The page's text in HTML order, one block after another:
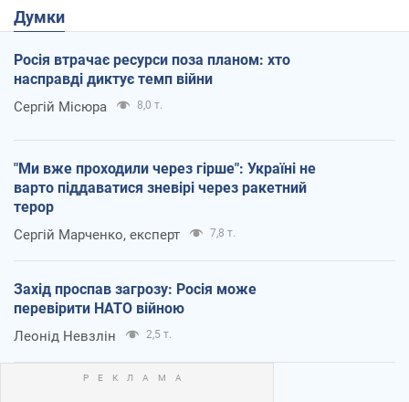
Думки
Росія втрачає ресурси поза планом: хто
насправді диктує темп війни
Сергій Місюра 8,0 т.
"Ми вже проходили через гірше": Україні не
варто піддаватися зневірі через ракетний
терор
Сергій Марченко, експерт 7,8 т.
Захід проспав загрозу: Росія може
перевірити НАТО війною
Леонід Невзлін 2,5 т.